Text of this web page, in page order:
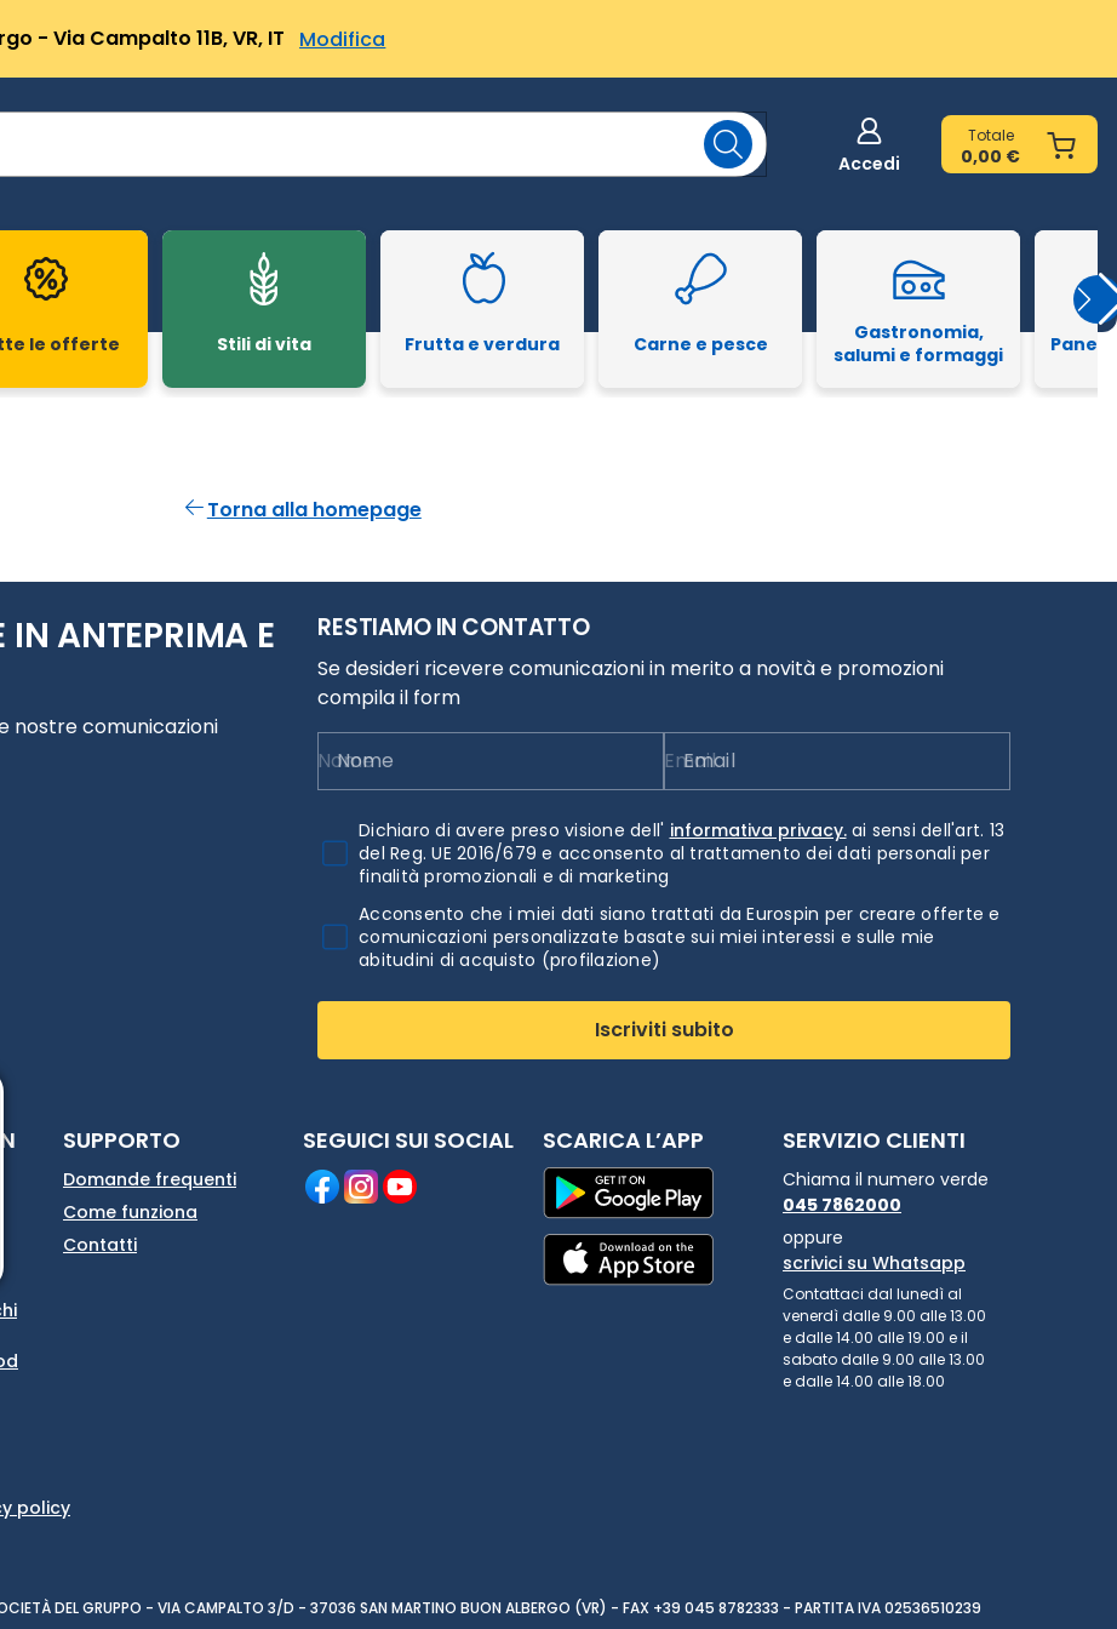
- Via Campalto 11B, VR, IT Modifica
Accedi
Totale
0,00 €
le offerte Stili di vita Frutta e verdura Carne e pesce
Gastronomia,
salumi e formaggi
Pane
Torna alla homepage
IN ANTEPRIMA E
nostre comunicazioni
RESTIAMO IN CONTATTO
Se desideri ricevere comunicazioni in merito a novità e promozioni
compila il form
Nome Email
Dichiaro di avere preso visione dell' informativa privacy.ai sensi dell'art. 13
del Reg. UE 2016/679 e acconsento al trattamento dei dati personali per
finalità promozionali e di marketing
Acconsento che i miei dati siano trattati da Eurospin per creare offerte e
comunicazioni personalizzate basate sui miei interessi e sulle mie
abitudini di acquisto (profilazione)
Iscriviti subito
SUPPORTO
Domande frequenti
Come funziona
Contatti
SEGUICI SUI SOCIAL SCARICA L’APP SERVIZIO CLIENTI
Chiama il numero verde
045 7862000
oppure
scrivici su Whatsapp
Contattaci dal lunedì al
venerdì dalle 9.00 alle 13.00
e dalle 14.00 alle 19.00 e il
sabato dalle 9.00 alle 13.00
e dalle 14.00 alle 18.00
policy
SOCIETÀ DEL GRUPPO - VIA CAMPALTO 3/D - 37036 SAN MARTINO BUON ALBERGO (VR) - FAX +39 045 8782333 - PARTITA IVA 02536510239